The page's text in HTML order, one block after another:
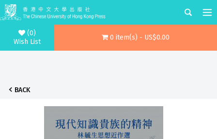
(0)
Wish List
0 item(s) - US$0.00
BACK